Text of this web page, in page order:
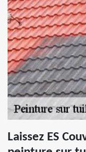
Laissez ES